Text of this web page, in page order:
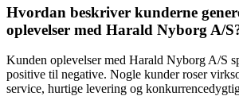
Hvordan beskriver kunderne
oplevelser med Harald Nyborg A/
Kunden oplevelser med Harald Nyborg A/S
positive til negative. Nogle kunder roser
service, hurtige levering og